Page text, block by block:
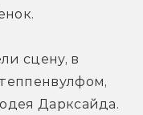
сцену, в
Дарксайда.